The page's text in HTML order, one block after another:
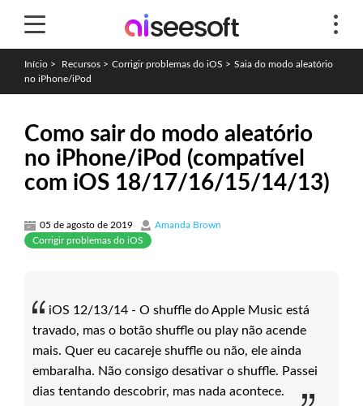
Início > Recursos > Corrigir problemas do iOS > Saia do modo aleatório
no iPhone/iPod
Como sair do modo aleatório
no iPhone/iPod (compatível
com iOS 18/17/16/15/14/13)
05 de agosto de 2019
Amanda Brown
Corrigir problemas do iOS
iOS 12/13/14 - O shuffle do Apple Music está
travado, mas o botão shuffle ou play não acende
mais. Quer eu cacareje shuffle ou não, ele ainda
embaralha. Não consigo desativar o shuffle. Passei
dias tentando descobrir, mas nada acontece.